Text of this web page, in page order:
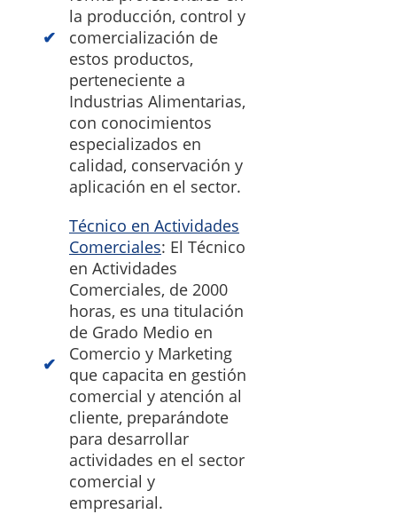
la producción, control y
comercialización de
estos productos,
perteneciente a
Industrias Alimentarias,
con conocimientos
especializados en
calidad, conservación y
aplicación en el sector.
Técnico en Actividades
Comerciales: El Técnico
en Actividades
Comerciales, de 2000
horas, es una titulación
de Grado Medio en
Comercio y Marketing
que capacita en gestión
comercial y atención al
cliente, preparándote
para desarrollar
actividades en el sector
comercial y
empresarial.